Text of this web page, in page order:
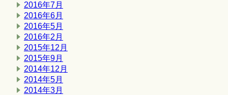
2016年7月
2016年6月
2016年5月
2016年2月
2015年12月
2015年9月
2014年12月
2014年5月
2014年3月